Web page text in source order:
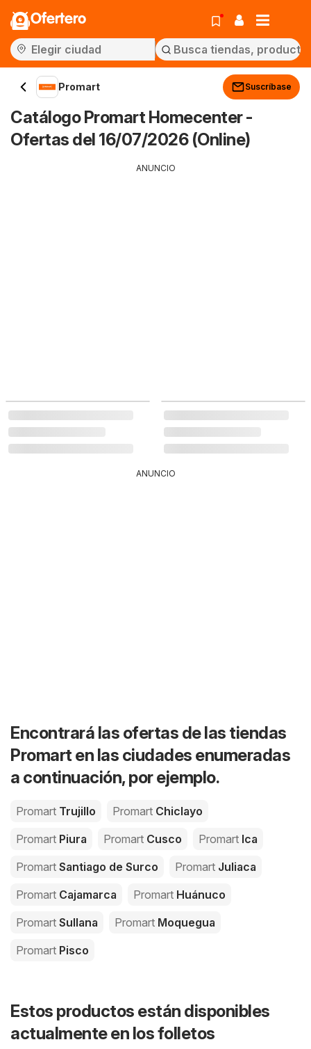
Ofertero
Promart Suscríbase
Catálogo Promart Homecenter -
Ofertas del 16/07/2026 (Online)
ANUNCIO
ANUNCIO
Encontrará las ofertas de las tiendas
Promart en las ciudades enumeradas
a continuación, por ejemplo.
Promart Trujillo Promart Chiclayo
Promart Piura Promart Cusco Promart Ica
Promart Santiago de Surco Promart Juliaca
Promart Cajamarca Promart Huánuco
Promart Sullana Promart Moquegua
Promart Pisco
Estos productos están disponibles
actualmente en los folletos